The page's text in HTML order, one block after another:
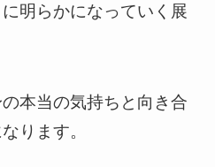
明らかになっていく展
本当の気持ちと向き合
ります。